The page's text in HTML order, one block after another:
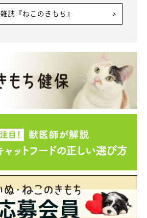
雑誌『ねこのきもち』